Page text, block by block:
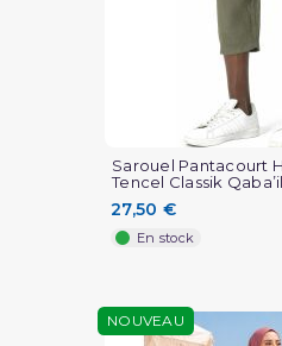
Sarouel Pantacourt
Tencel Classik Qaba’il
27,50 €
En stock
NOUVEAU